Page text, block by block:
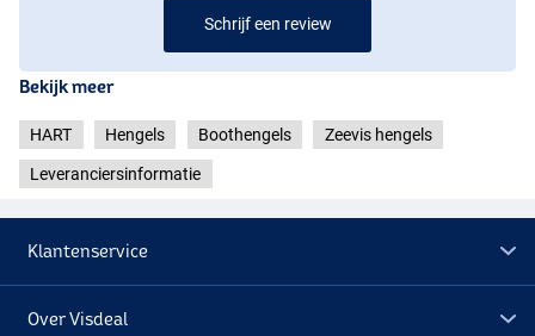
Schrijf een review
Bekijk meer
HART Hengels Boothengels Zeevis hengels
Leveranciersinformatie
Klantenservice
Over Visdeal